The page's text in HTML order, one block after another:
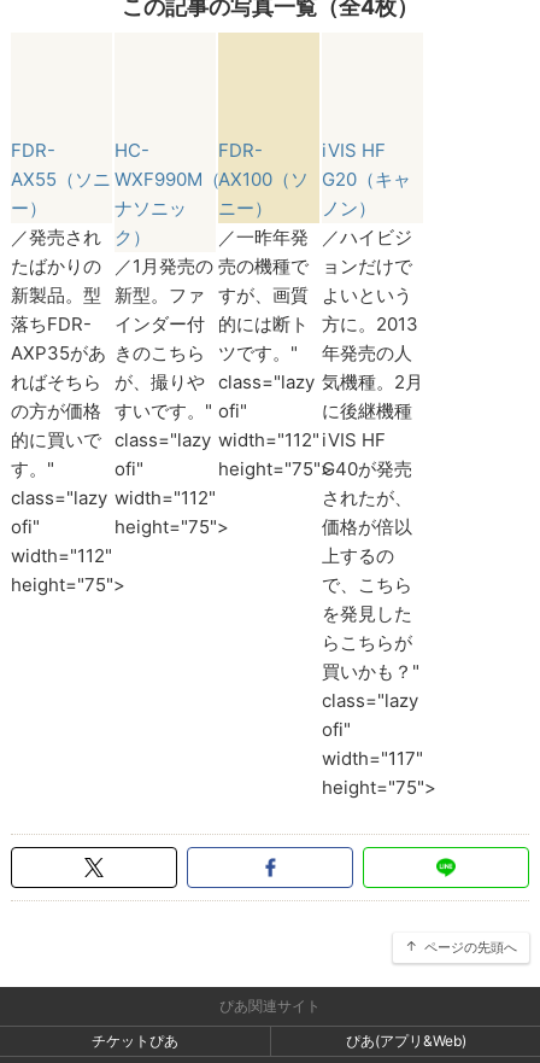
この記事の写真一覧（全4枚）
FDR-
AX55（ソニ
ー）
／発売され
たばかりの
新製品。型
落ちFDR-
AXP35があ
ればそちら
の方が価格
的に買いで
す。"
class="lazy
ofi"
width="112"
height="75">
HC-
WXF990M（パ
ナソニッ
ク）
／1月発売の
新型。ファ
インダー付
きのこちら
が、撮りや
すいです。"
class="lazy
ofi"
width="112"
height="75">
FDR-
AX100（ソ
ニー）
／一昨年発
売の機種で
すが、画質
的には断ト
ツです。"
class="lazy
ofi"
width="112"
height="75">
iVIS HF
G20（キャ
ノン）
／ハイビジ
ョンだけで
よいという
方に。2013
年発売の人
気機種。2月
に後継機種
iVIS HF
G40が発売
されたが、
価格が倍以
上するの
で、こちら
を発見した
らこちらが
買いかも？"
class="lazy
ofi"
width="117"
height="75">
ページの先頭へ
ぴあ関連サイト
チケットぴあ
ぴあ(アプリ&Web)